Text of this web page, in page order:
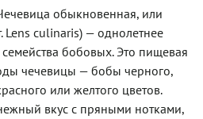
обыкновенная, или
Lens culinaris) — однолетнее
бобовых. Это пищевая
чечевицы — бобы черного,
или желтого цветов.
вкус с пряными нотками,